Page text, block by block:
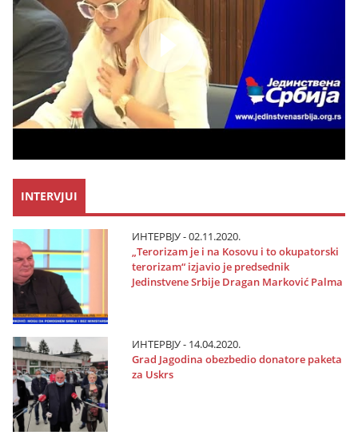
INTERVJUI
ИНТЕРВЈУ - 02.11.2020.
„Terorizam јe i na Kosovu i to okupatorski
terorizam“ izјavio јe predsednik
Јedinstvene Srbiјe Dragan Marković Palma
ИНТЕРВЈУ - 14.04.2020.
Grad Јagodina obezbedio donatore paketa
za Uskrs